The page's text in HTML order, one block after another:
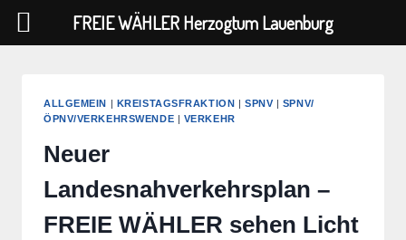
springenALLGEMEIN | KREISTAGSFRAKTION | SPNV | SPNV/
ÖPNV/VERKEHRSWENDE | VERKEHR
Neuer
Landesnahverkehrsplan –
FREIE WÄHLER sehen Licht
FREIE WÄHLER Herzogtum Lauenburg